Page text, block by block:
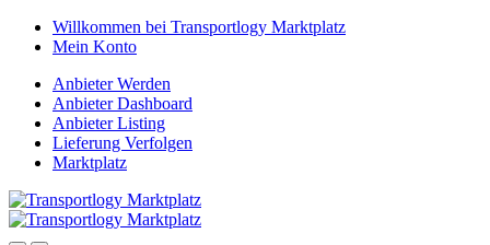
Navigation
Zum
Inhalt
Willkommen bei Transportlogy Marktplatz
Mein Konto
Anbieter Werden
Anbieter Dashboard
Anbieter Listing
Lieferung Verfolgen
Marktplatz